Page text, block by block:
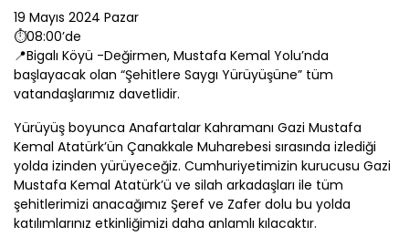
19 Mayıs 2024 Pazar
⏱08:00’de
📍Bigalı Köyü -Değirmen, Mustafa Kemal Yolu’nda
başlayacak olan “Şehitlere Saygı Yürüyüşüne” tüm
vatandaşlarımız davetlidir.
Yürüyüş boyunca Anafartalar Kahramanı Gazi Mustafa
Kemal Atatürk’ün Çanakkale Muharebesi sırasında izlediği
yolda izinden yürüyeceğiz. Cumhuriyetimizin kurucusu Gazi
Mustafa Kemal Atatürk’ü ve silah arkadaşları ile tüm
şehitlerimizi anacağımız Şeref ve Zafer dolu bu yolda
katılımlarınız etkinliğimizi daha anlamlı kılacaktır.